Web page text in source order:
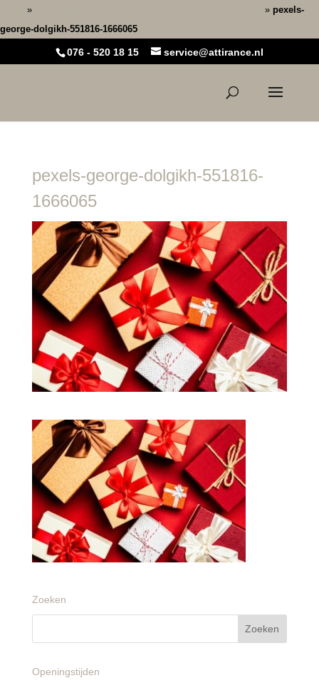
» » pexels-
george-dolgikh-551816-1666065
076 - 520 18 15 service@attirance.nl
pexels-george-dolgikh-551816-
1666065
Zoeken
Openingstijden